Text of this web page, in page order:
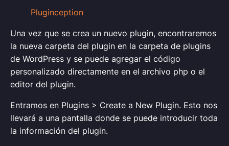
Pluginception
Una vez que se crea un nuevo plugin, encontraremos
la nueva carpeta del plugin en la carpeta de plugins
de WordPress y se puede agregar el código
personalizado directamente en el archivo php o el
editor del plugin.
Entramos en Plugins > Create a New Plugin. Esto nos
llevará a una pantalla donde se puede introducir toda
la información del plugin.